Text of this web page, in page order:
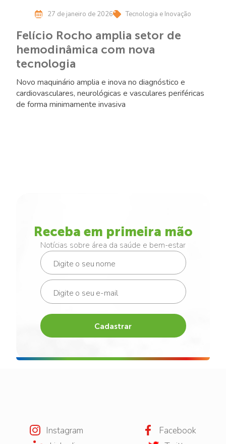
27 de janeiro de 2026 Tecnologia e Inovação
Felício Rocho amplia setor de
hemodinâmica com nova
tecnologia
Novo maquinário amplia e inova no diagnóstico e
cardiovasculares, neurológicas e vasculares periféricas
de forma minimamente invasiva
Receba em primeira mão
Notícias sobre área da saúde e bem-estar
Cadastrar
Instagram
Facebook